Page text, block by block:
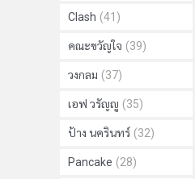
Clash (41)
คณะขวัญใจ (39)
วงกลม (37)
เอฟ วรัญญู (35)
ป้าง นครินทร์ (32)
Pancake (28)